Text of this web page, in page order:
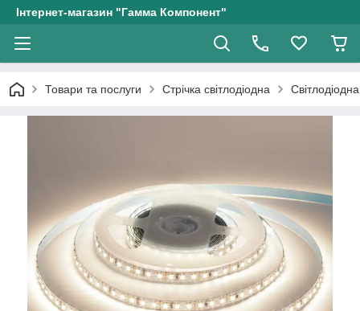
Інтернет-магазин "Гамма Компонент"
Товари та послуги Стрічка світлодіодна